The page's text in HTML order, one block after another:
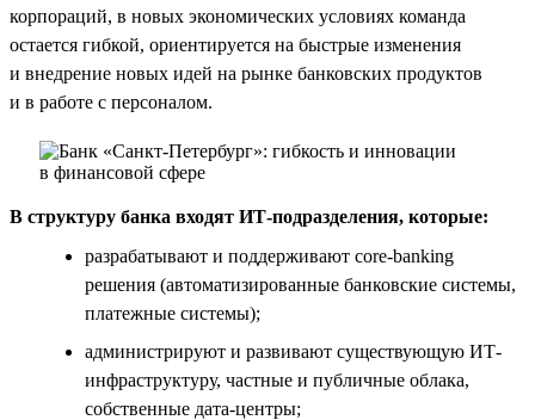
корпораций, в новых экономических условиях команда
остается гибкой, ориентируется на быстрые изменения
и внедрение новых идей на рынке банковских продуктов
и в работе с персоналом.
В структуру банка входят ИТ-подразделения, которые:
разрабатывают и поддерживают core-banking
решения (автоматизированные банковские системы,
платежные системы);
администрируют и развивают существующую ИТ-
инфраструктуру, частные и публичные облака,
собственные дата-центры;